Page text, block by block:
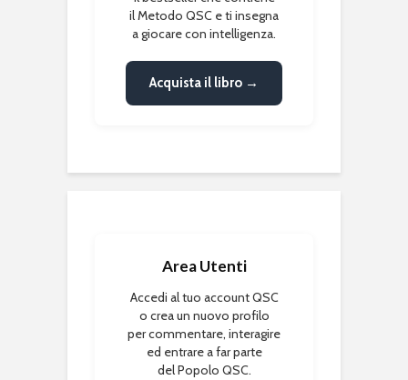
il Metodo QSC e ti insegna
a giocare con intelligenza.
Acquista il libro →
Area Utenti
Accedi al tuo account QSC
o crea un nuovo profilo
per commentare, interagire
ed entrare a far parte
del Popolo QSC.